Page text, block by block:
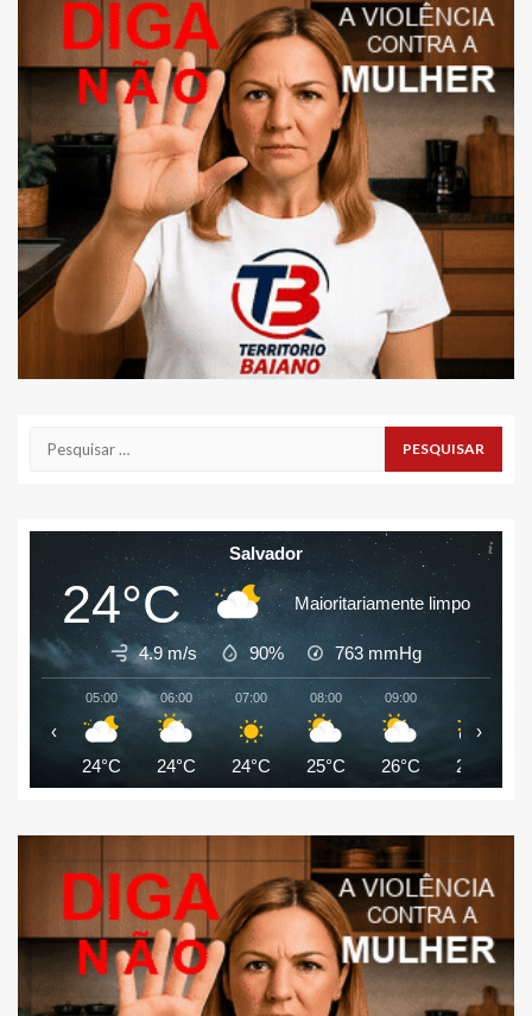
Pesquisar
Salvador
24°C Maioritariamente limpo
4.9 m/s 90% 763 mmHg
05:00
24°C
06:00
24°C
07:00
24°C
08:00
25°C
09:00
26°C 27°C
‹ ›